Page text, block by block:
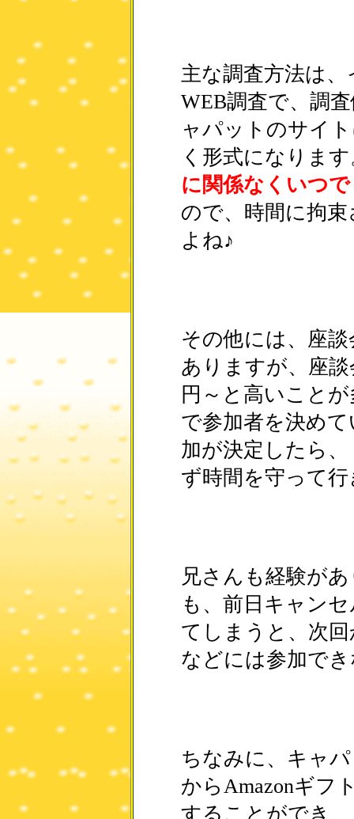
主な調査方法は
WEB調査で、調
ャパットのサイ
く形式になりま
に関係なくいつ
ので、時間に拘
よね♪
その他には、座
ありますが、座
円～と高いこと
で参加者を決め
加が決定したら
ず時間を守って
兄さんも経験が
も、前日キャン
てしまうと、次
などには参加で
ちなみに、キャ
からAmazonギフ
することができ